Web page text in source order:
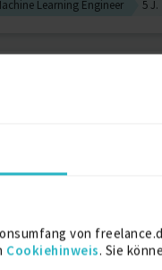
von
Cookiehinweis. Sie
Learning Engineer 5 J.
für AI-